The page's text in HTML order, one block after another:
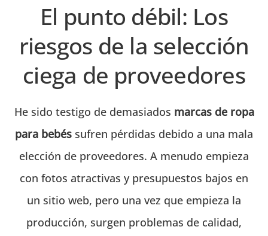
El punto débil: Los
riesgos de la selección
ciega de proveedores
He sido testigo de demasiados marcas de ropa
para bebés sufren pérdidas debido a una mala
elección de proveedores. A menudo empieza
con fotos atractivas y presupuestos bajos en
un sitio web, pero una vez que empieza la
producción, surgen problemas de calidad,